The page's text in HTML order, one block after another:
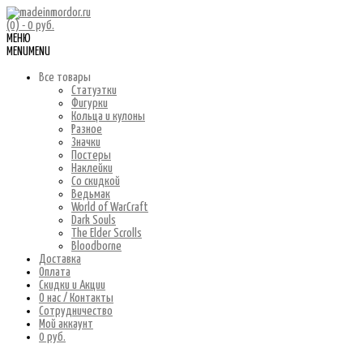
(0) - 0 руб.
МЕНЮ
MENU MENU
Все товары
Статуэтки
Фигурки
Кольца и кулоны
Разное
Значки
Постеры
Наклейки
Со скидкой
Ведьмак
World of WarCraft
Dark Souls
The Elder Scrolls
Bloodborne
Доставка
Оплата
Скидки и Акции
О нас / Контакты
Сотрудничество
Мой аккаунт
0 руб.